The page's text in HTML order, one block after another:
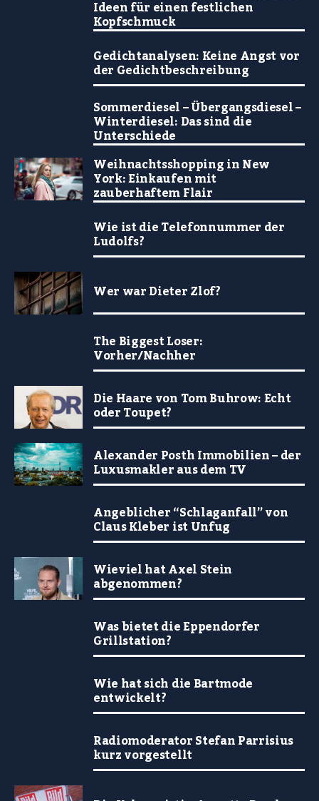
Ideen für einen festlichen
Kopfschmuck
Gedichtanalysen: Keine Angst vor
der Gedichtbeschreibung
Sommerdiesel – Übergangsdiesel –
Winterdiesel: Das sind die
Unterschiede
Weihnachtsshopping in New
York: Einkaufen mit
zauberhaftem Flair
Wie ist die Telefonnummer der
Ludolfs?
Wer war Dieter Zlof?
The Biggest Loser:
Vorher/Nachher
Die Haare von Tom Buhrow: Echt
oder Toupet?
Alexander Posth Immobilien – der
Luxusmakler aus dem TV
Angeblicher “Schlaganfall” von
Claus Kleber ist Unfug
Wieviel hat Axel Stein
abgenommen?
Was bietet die Eppendorfer
Grillstation?
Wie hat sich die Bartmode
entwickelt?
Radiomoderator Stefan Parrisius
kurz vorgestellt